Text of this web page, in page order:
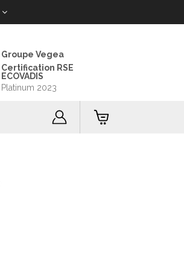
Groupe Vegea
Certification RSE
ECOVADIS
Platinum 2023